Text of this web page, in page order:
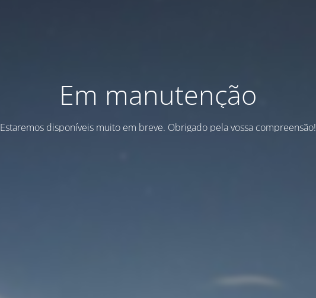
Em manutenção
Estaremos disponíveis muito em breve. Obrigado pela vossa compreensão!